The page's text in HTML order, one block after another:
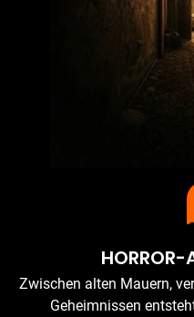
HORROR-
Zwischen alten Mauern,
Geheimnissen